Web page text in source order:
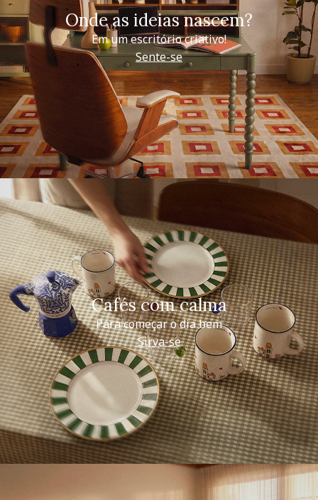
Onde as ideias nascem?
Em um escritório criativo!
Sente-se
Cafés com calma
Para começar o dia bem
Sirva-se